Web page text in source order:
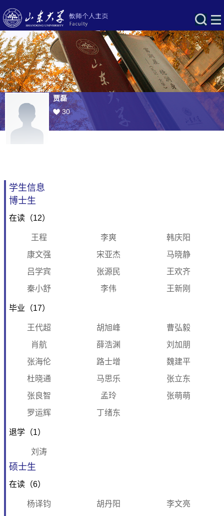
贾磊
30
学生信息
博士生
在读（12）
王程 李爽
韩庆阳
康文强
宋亚杰
马晓静
吕学宾
张源民
王欢齐
秦小舒
李伟 王新刚
毕业（17）
王代超 胡旭峰
曹弘毅
肖航
薛浩渊
刘加朋
张海伦
路士增
魏建平
杜晓通
马思乐
张立东
张良智
孟玲
张萌萌
罗运辉
丁绪东
退学（1）
刘涛
硕士生
在读（6）
杨译钧 胡丹阳
李文亮